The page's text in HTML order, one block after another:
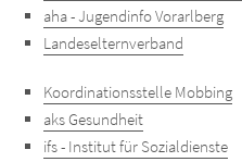
aha - Jugendinfo Vorarlberg
Landeselternverband
Koordinationsstelle Mobbing
aks Gesundheit
ifs - Institut für Sozialdienste